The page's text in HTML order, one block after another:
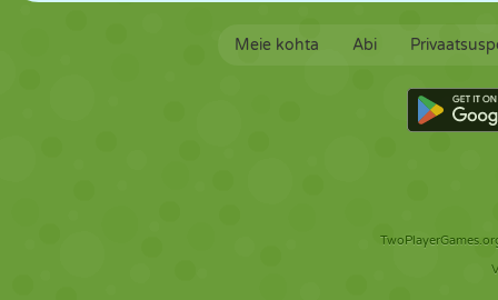
Meie kohta Abi